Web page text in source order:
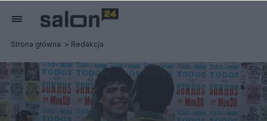
Strona główna Redakcja